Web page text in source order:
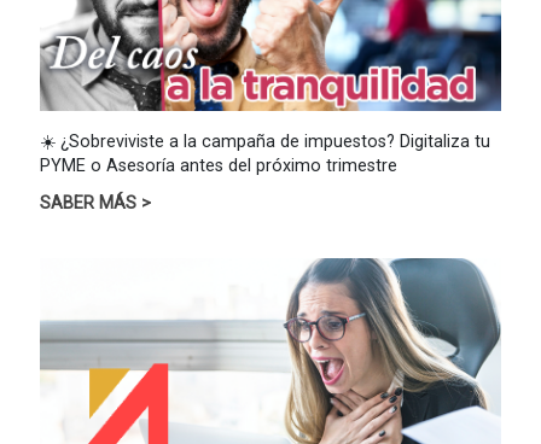
Saber más
☀️ ¿Sobreviviste a la campaña de impuestos? Digitaliza tu
PYME o Asesoría antes del próximo trimestre
SABER MÁS >